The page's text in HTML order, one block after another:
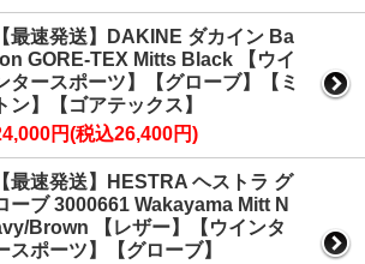
【最速発送】DAKINE ダカイン Ba
GORE-TEX Mitts Black 【ウイ
タースポーツ】【グローブ】【ミ
トン】【ゴアテックス】
円(税込26,400円)
【最速発送】HESTRA ヘストラ グ
ーブ 3000661 Wakayama Mitt N
Brown 【レザー】【ウインタ
スポーツ】【グローブ】